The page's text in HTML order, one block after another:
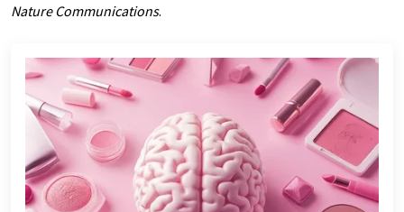
Nature Communications.